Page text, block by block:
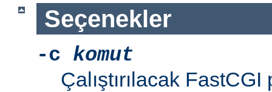
Seçenekler
-c komut
Çalıştırılacak FastCGI